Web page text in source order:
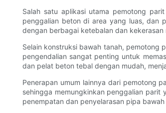
Salah satu aplikasi utama pemotong
penggalian beton di area yang luas, dan
dengan berbagai ketebalan dan
Selain konstruksi bawah tanah, pemotong
pengendalian sangat penting untuk
dan pelat beton tebal dengan mudah,
Penerapan umum lainnya dari pemotong
sehingga memungkinkan penggalian
penempatan dan penyelarasan pipa